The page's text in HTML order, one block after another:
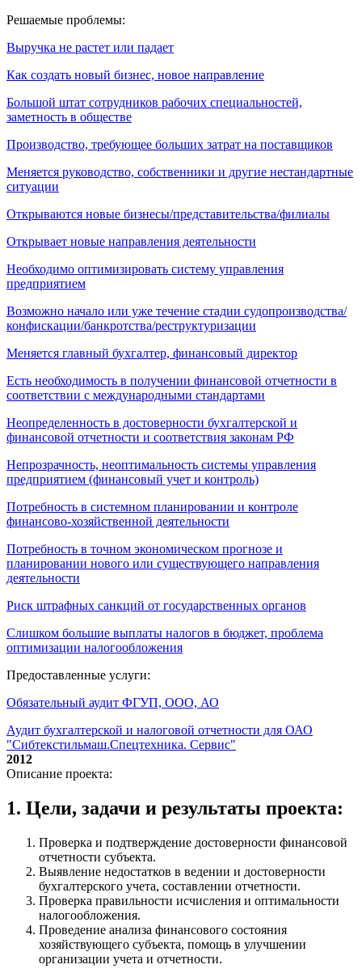
Решаемые проблемы:
Выручка не растет или падает
Как создать новый бизнес, новое направление
Большой штат сотрудников рабочих специальностей,
заметность в обществе
Производство, требующее больших затрат на поставщиков
Меняется руководство, собственники и другие нестандартные
ситуации
Открываются новые бизнесы/представительства/филиалы
Открывает новые направления деятельности
Необходимо оптимизировать систему управления
предприятием
Возможно начало или уже течение стадии судопроизводства/
конфискации/банкротства/реструктуризации
Меняется главный бухгалтер, финансовый директор
Есть необходимость в получении финансовой отчетности в
соответствии с международными стандартами
Неопределенность в достоверности бухгалтерской и
финансовой отчетности и соответствия законам РФ
Непрозрачность, неоптимальность системы управления
предприятием (финансовый учет и контроль)
Потребность в системном планировании и контроле
финансово-хозяйственной деятельности
Потребность в точном экономическом прогнозе и
планировании нового или существующего направления
деятельности
Риск штрафных санкций от государственных органов
Слишком большие выплаты налогов в бюджет, проблема
оптимизации налогообложения
Предоставленные услуги:
Обязательный аудит ФГУП, ООО, АО
Аудит бухгалтерской и налоговой отчетности для ОАО
"Сибтекстильмаш.Спецтехника. Сервис"
2012
Описание проекта:
1. Цели, задачи и результаты проекта:
Проверка и подтверждение достоверности финансовой
отчетности субъекта.
Выявление недостатков в ведении и достоверности
бухгалтерского учета, составлении отчетности.
Проверка правильности исчисления и оптимальности
налогообложения.
Проведение анализа финансового состояния
хозяйствующего субъекта, помощь в улучшении
организации учета и отчетности.